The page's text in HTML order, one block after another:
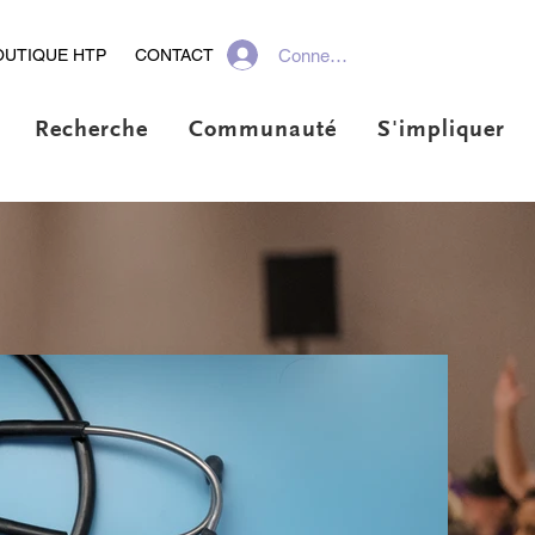
HTP CONTACT Connexion
Recherche Communauté S'impliquer